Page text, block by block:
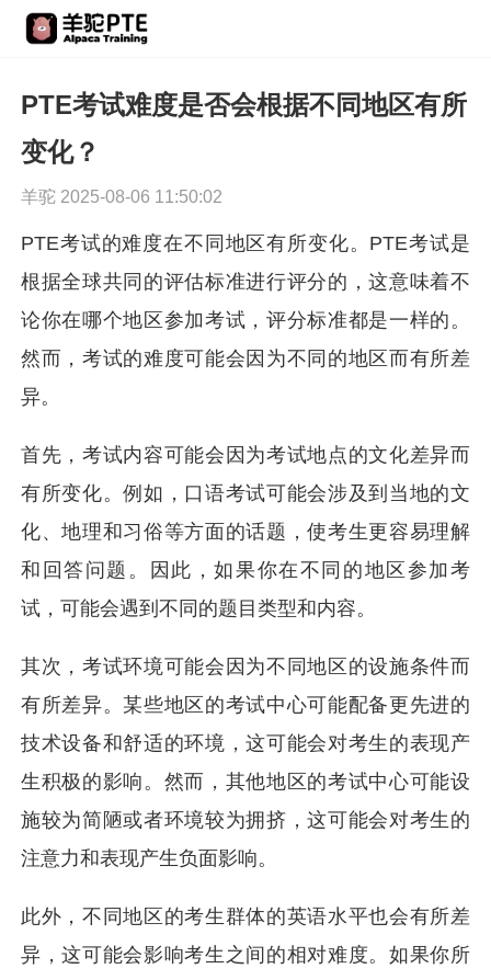
PTE考试难度是否会根据不同地区有所
变化？
羊驼 2025-08-06 11:50:02
PTE考试的难度在不同地区有所变化。PTE考试是
根据全球共同的评估标准进行评分的，这意味着不
论你在哪个地区参加考试，评分标准都是一样的。
然而，考试的难度可能会因为不同的地区而有所差
异。
首先，考试内容可能会因为考试地点的文化差异而
有所变化。例如，口语考试可能会涉及到当地的文
化、地理和习俗等方面的话题，使考生更容易理解
和回答问题。因此，如果你在不同的地区参加考
试，可能会遇到不同的题目类型和内容。
其次，考试环境可能会因为不同地区的设施条件而
有所差异。某些地区的考试中心可能配备更先进的
技术设备和舒适的环境，这可能会对考生的表现产
生积极的影响。然而，其他地区的考试中心可能设
施较为简陋或者环境较为拥挤，这可能会对考生的
注意力和表现产生负面影响。
此外，不同地区的考生群体的英语水平也会有所差
异，这可能会影响考生之间的相对难度。如果你所